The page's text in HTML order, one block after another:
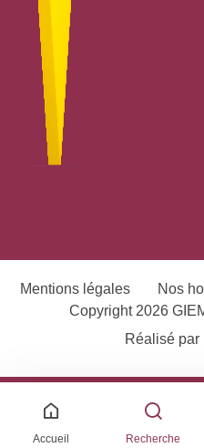
Accueil Recherche
Mentions légales Nos
Copyright 2026
Réalisé par